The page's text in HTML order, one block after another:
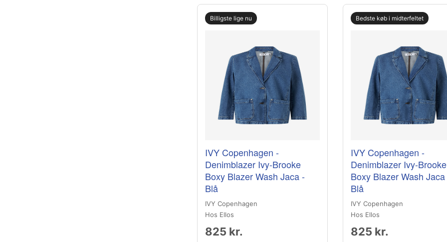
Billigste lige nu
IVY Copenhagen -
Denimblazer Ivy-Brooke
Boxy Blazer Wash Jaca -
Blå
IVY Copenhagen
Hos Ellos
825 kr.
Bedste køb i midterfeltet
IVY Copenhagen -
Denimblazer Ivy-Brooke
Boxy Blazer Wash
Blå
IVY Copenhagen
Hos Ellos
825 kr.